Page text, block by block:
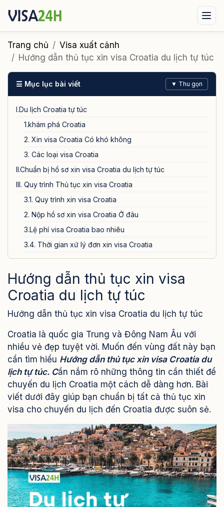
Visa xuất cảnh Visa nhập cảnh
Tư vấn ngay qua Zalo
Trang chủ
Visa xuất cảnh
Hướng dẫn thủ tục xin visa Croatia du lịch tự túc
☰ Mục lục bài viết ▼ Thu gọn
I.Du lịch Croatia tự túc
1.khám phá Croatia
2. Xin visa Croatia Có khó không
3. Các loại visa Croatia
II.Chuẩn bị hồ sơ xin visa Croatia du lịch tự túc
III. Quy trình Thủ tục xin visa Croatia
3.1. Quy trình xin visa Croatia
2. Nộp hồ sơ xin visa Croatia Ở đâu
3.Lệ phí visa Croatia bao nhiêu
3.4. Thời gian xử lý đơn xin visa Croatia
IV.Lưu ý khi xin visa Croatia tự túc
Dịch xin visa Croatia du lịch của Visa24h.vn
Hướng dẫn thủ tục xin visa
Croatia du lịch tự túc
Hướng dẫn thủ tục xin visa Croatia du lịch tự túc
Croatia là quốc gia Trung và Đông Nam Âu với
nhiều vẻ đẹp tuyệt vời. Muốn đến vùng đất này bạn
cần tìm hiểu Hướng dẫn thủ tục xin visa Croatia du
lịch tự túc. Cần nắm rõ những thông tin cần thiết để
chuyến du lịch Croatia một cách dễ dàng hơn. Bài
viết dưới đây giúp bạn chuẩn bị tất cả thủ tục xin
visa cho chuyến du lịch đến Croatia được suôn sẻ.